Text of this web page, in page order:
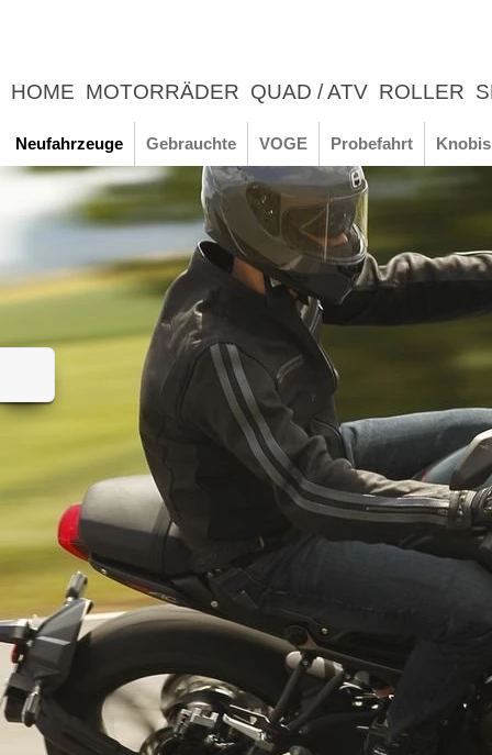
HOME MOTORRÄDER QUAD / ATV ROLLER
UNTERNEHMEN
NEWS ERLEBNIS
Neufahrzeuge Gebrauchte VOGE Probefahrt